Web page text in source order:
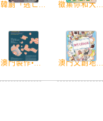
韓劇「逃亡... 徵集你和大...
澳門製作•... 澳門文創地...